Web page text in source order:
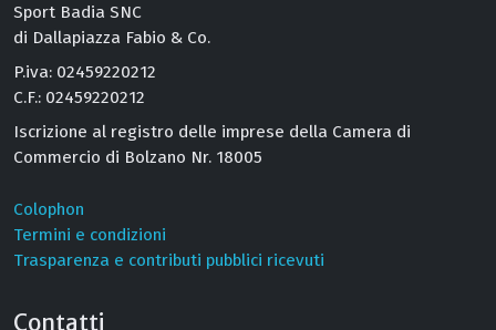
Sport Badia SNC
di Dallapiazza Fabio & Co.
P.iva: 02459220212
C.F.: 02459220212
Iscrizione al registro delle imprese della Camera di
Commercio di Bolzano Nr. 18005
Colophon
Termini e condizioni
Trasparenza e contributi pubblici ricevuti
Contatti